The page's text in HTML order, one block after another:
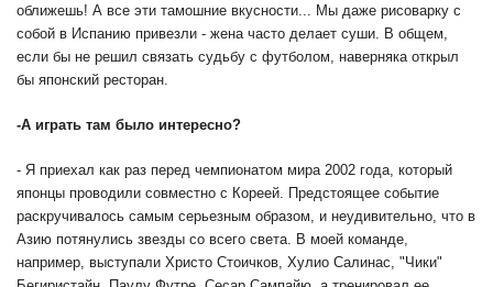
оближешь! А все эти тамошние вкусности... Мы даже рисоварку с
собой в Испанию привезли - жена часто делает суши. В общем,
если бы не решил связать судьбу с футболом, наверняка открыл
бы японский ресторан.
-А играть там было интересно?
- Я приехал как раз перед чемпионатом мира 2002 года, который
японцы проводили совместно с Кореей. Предстоящее событие
раскручивалось самым серьезным образом, и неудивительно, что в
Азию потянулись звезды со всего света. В моей команде,
например, выступали Христо Стоичков, Хулио Салинас, "Чики"